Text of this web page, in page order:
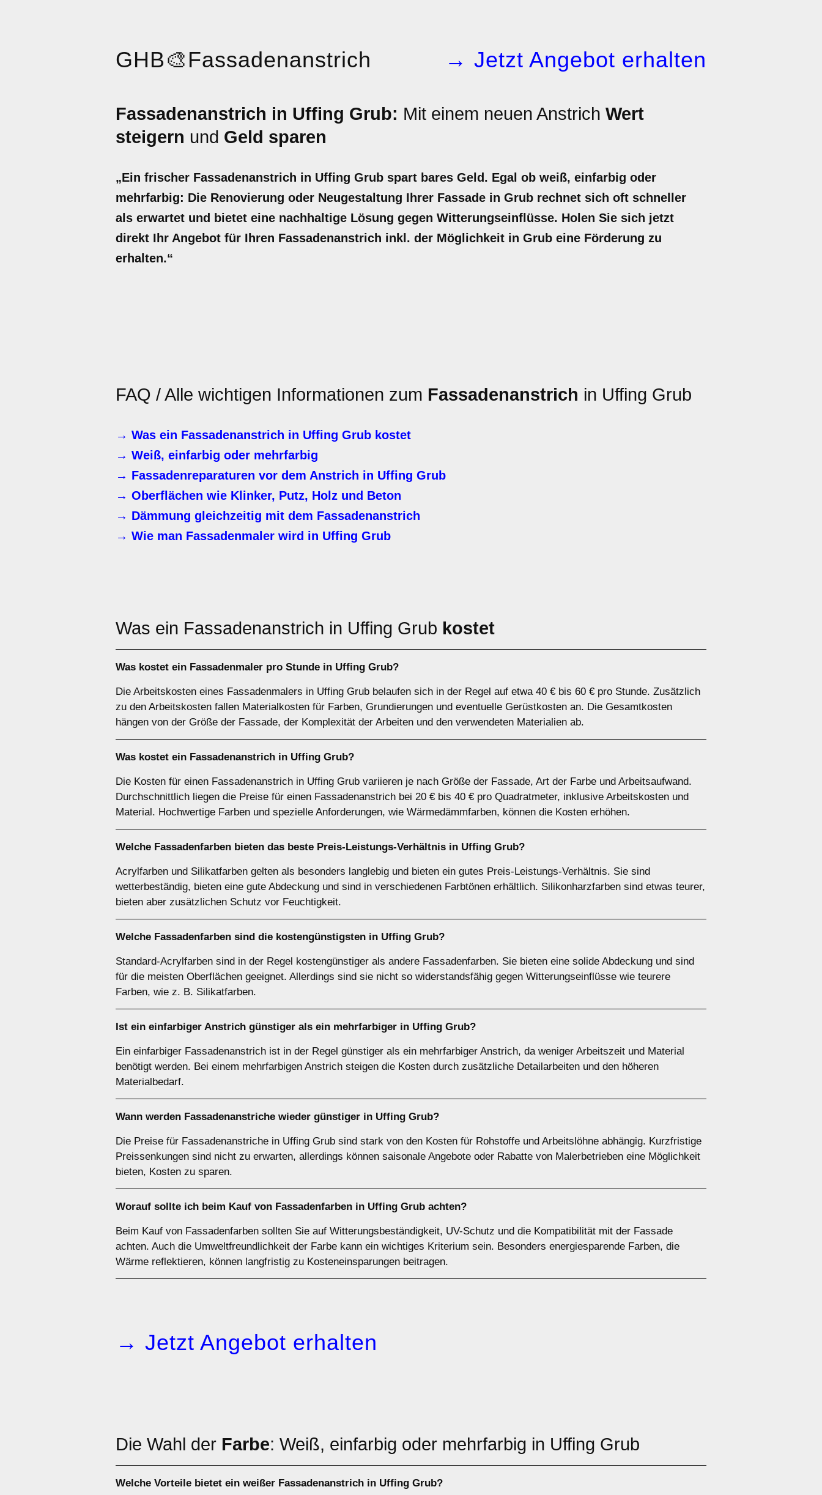
GHB🎨Fassadenanstrich → Jetzt Angebot erhalten
Fassadenanstrich in Uffing Grub: Mit einem neuen Anstrich Wert
steigern und Geld sparen
„Ein frischer Fassadenanstrich in Uffing Grub spart bares Geld. Egal ob weiß, einfarbig oder
mehrfarbig: Die Renovierung oder Neugestaltung Ihrer Fassade in Grub rechnet sich oft schneller
als erwartet und bietet eine nachhaltige Lösung gegen Witterungseinflüsse. Holen Sie sich jetzt
direkt Ihr Angebot für Ihren Fassadenanstrich inkl. der Möglichkeit in Grub eine Förderung zu
erhalten.“
FAQ / Alle wichtigen Informationen zum Fassadenanstrich in Uffing Grub
→ Was ein Fassadenanstrich in Uffing Grub kostet
→ Weiß, einfarbig oder mehrfarbig
→ Fassadenreparaturen vor dem Anstrich in Uffing Grub
→ Oberflächen wie Klinker, Putz, Holz und Beton
→ Dämmung gleichzeitig mit dem Fassadenanstrich
→ Wie man Fassadenmaler wird in Uffing Grub
Was ein Fassadenanstrich in Uffing Grub kostet
Was kostet ein Fassadenmaler pro Stunde in Uffing Grub?
Die Arbeitskosten eines Fassadenmalers in Uffing Grub belaufen sich in der Regel auf etwa 40 € bis 60 € pro Stunde. Zusätzlich
zu den Arbeitskosten fallen Materialkosten für Farben, Grundierungen und eventuelle Gerüstkosten an. Die Gesamtkosten
hängen von der Größe der Fassade, der Komplexität der Arbeiten und den verwendeten Materialien ab.
Was kostet ein Fassadenanstrich in Uffing Grub?
Die Kosten für einen Fassadenanstrich in Uffing Grub variieren je nach Größe der Fassade, Art der Farbe und Arbeitsaufwand.
Durchschnittlich liegen die Preise für einen Fassadenanstrich bei 20 € bis 40 € pro Quadratmeter, inklusive Arbeitskosten und
Material. Hochwertige Farben und spezielle Anforderungen, wie Wärmedämmfarben, können die Kosten erhöhen.
Welche Fassadenfarben bieten das beste Preis-Leistungs-Verhältnis in Uffing Grub?
Acrylfarben und Silikatfarben gelten als besonders langlebig und bieten ein gutes Preis-Leistungs-Verhältnis. Sie sind
wetterbeständig, bieten eine gute Abdeckung und sind in verschiedenen Farbtönen erhältlich. Silikonharzfarben sind etwas teurer,
bieten aber zusätzlichen Schutz vor Feuchtigkeit.
Welche Fassadenfarben sind die kostengünstigsten in Uffing Grub?
Standard-Acrylfarben sind in der Regel kostengünstiger als andere Fassadenfarben. Sie bieten eine solide Abdeckung und sind
für die meisten Oberflächen geeignet. Allerdings sind sie nicht so widerstandsfähig gegen Witterungseinflüsse wie teurere
Farben, wie z. B. Silikatfarben.
Ist ein einfarbiger Anstrich günstiger als ein mehrfarbiger in Uffing Grub?
Ein einfarbiger Fassadenanstrich ist in der Regel günstiger als ein mehrfarbiger Anstrich, da weniger Arbeitszeit und Material
benötigt werden. Bei einem mehrfarbigen Anstrich steigen die Kosten durch zusätzliche Detailarbeiten und den höheren
Materialbedarf.
Wann werden Fassadenanstriche wieder günstiger in Uffing Grub?
Die Preise für Fassadenanstriche in Uffing Grub sind stark von den Kosten für Rohstoffe und Arbeitslöhne abhängig. Kurzfristige
Preissenkungen sind nicht zu erwarten, allerdings können saisonale Angebote oder Rabatte von Malerbetrieben eine Möglichkeit
bieten, Kosten zu sparen.
Worauf sollte ich beim Kauf von Fassadenfarben in Uffing Grub achten?
Beim Kauf von Fassadenfarben sollten Sie auf Witterungsbeständigkeit, UV-Schutz und die Kompatibilität mit der Fassade
achten. Auch die Umweltfreundlichkeit der Farbe kann ein wichtiges Kriterium sein. Besonders energiesparende Farben, die
Wärme reflektieren, können langfristig zu Kosteneinsparungen beitragen.
→ Jetzt Angebot erhalten
Die Wahl der Farbe: Weiß, einfarbig oder mehrfarbig in Uffing Grub
Welche Vorteile bietet ein weißer Fassadenanstrich in Uffing Grub?